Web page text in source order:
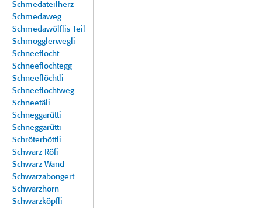
Schmedateilherz
Schmedaweg
Schmedawölflis Teil
Schmogglerwegli
Schneeflocht
Schneeflochtegg
Schneeflöchtli
Schneeflochtweg
Schneetäli
Schneggarütti
Schneggarütti
Schröterhöttli
Schwarz Röfi
Schwarz Wand
Schwarzabongert
Schwarzhorn
Schwarzköpfli